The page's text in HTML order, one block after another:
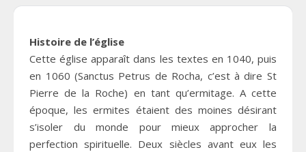
Histoire de l’église
Cette église apparaît dans les textes en 1040, puis
en 1060 (Sanctus Petrus de Rocha, c’est à dire St
Pierre de la Roche) en tant qu’ermitage. A cette
époque, les ermites étaient des moines désirant
s’isoler du monde pour mieux approcher la
perfection spirituelle. Deux siècles avant eux les